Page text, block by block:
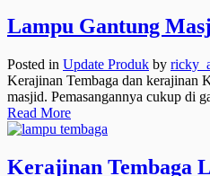
Lampu Gantung
Posted in Update Produk by
Kerajinan Tembaga dan kerajinan
masjid. Pemasangannya cukup di
Read More
Kerajinan Tembaga